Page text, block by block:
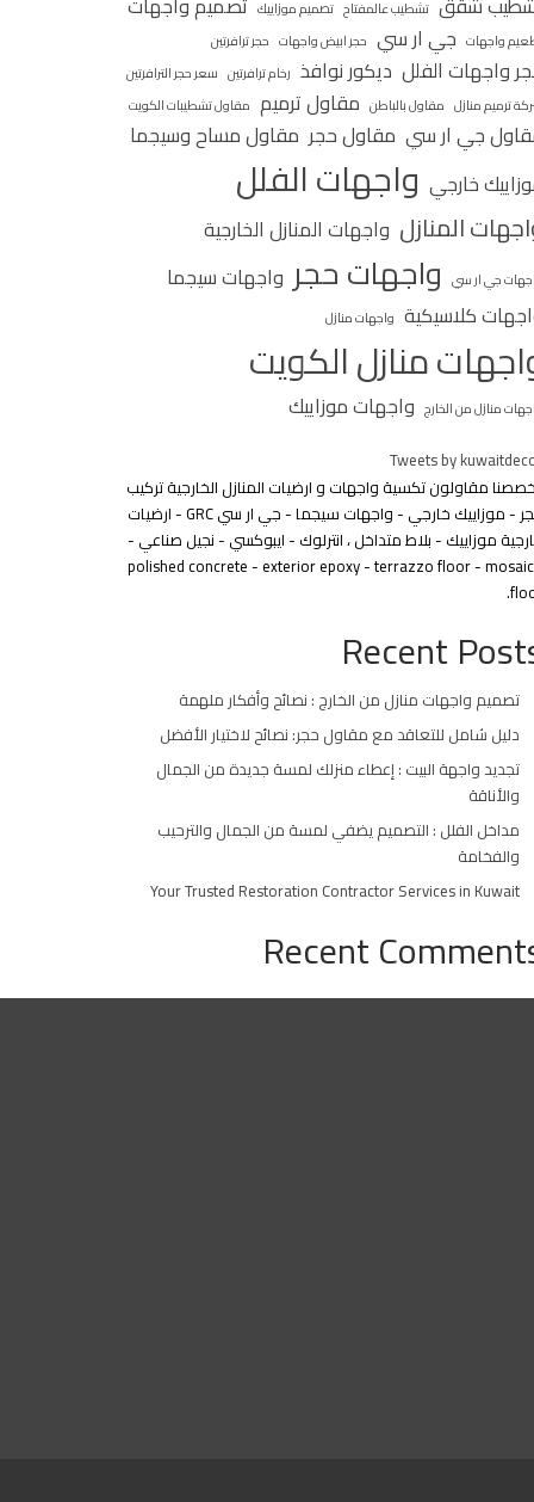
تشطيب عالمفتاح تصميم موزاييك
واجهات جي ار سي حجر ابيض واجهات حجر ترافرتين
واجهات الفلل ديكور نوافذ رخام ترافرتين سعر حجر الترافرتين
ترميم منازل مقاول بالباطن مقاول ترميم مقاول تشطيبات الكويت
جي ار سي مقاول حجر مقاول مساح وسيجما
خارجي واجهات الفلل
المنازل واجهات المنازل الخارجية
جي ار سي واجهات حجر واجهات سيجما
كلاسيكية واجهات منازل
منازل الكويت
منازل من الخارج واجهات موزاييك
Tweets by
مقاولون تكسية واجهات و ارضيات المنازل الخارجية تركيب
حجر - موزاييك خارجي - واجهات سيجما - جي ار سي GRC - ارضيات
موزاييك - بلاط متداخل ، انترلوك - ايبوكسي - نجيل صناعي -
polished concrete - exterior epoxy - terrazzo floor -
Recent
تصميم واجهات منازل من الخارج : نصائح وأفكار ملهمة
دليل شامل للتعاقد مع مقاول حجر: نصائح لاختيار الأفضل
تجديد واجهة البيت : إعطاء منزلك لمسة جديدة من الجمال
والأناقة
مداخل الفلل : التصميم يضفي لمسة من الجمال والترحيب
والفخامة
Your Trusted Restoration Contractor Services in Kuwait
Recent